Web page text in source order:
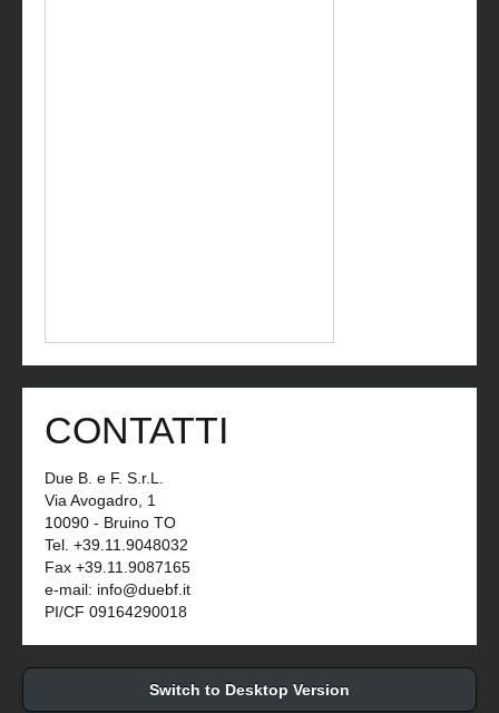
CONTATTI
Due B. e F. S.r.L.
Via Avogadro, 1
10090 - Bruino TO
Tel. +39.11.9048032
Fax +39.11.9087165
e-mail: info@duebf.it
PI/CF 09164290018
Switch to Desktop Version